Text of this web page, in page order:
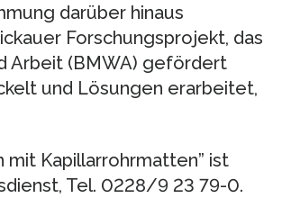
darüber hinaus
Forschungsprojekt, das
Arbeit (BMWA) gefördert
und Lösungen erarbeitet,
mit Kapillarrohrmatten” ist
Tel. 0228/9 23 79-0.